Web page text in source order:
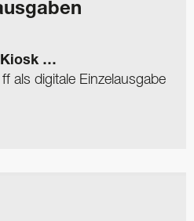
Kiosk …
als digitale Einzelausgabe